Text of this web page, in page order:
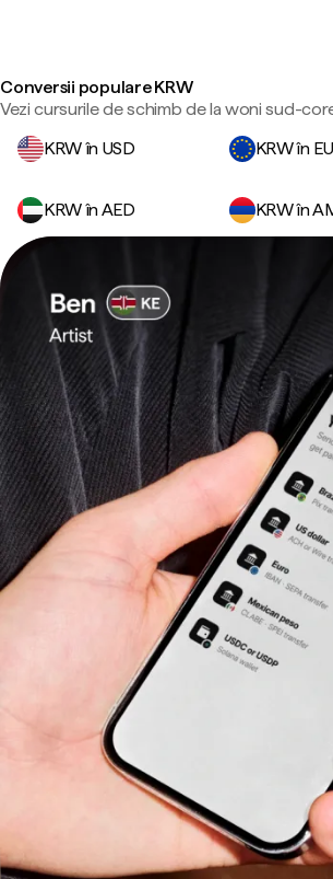
Conversii populare KRW
Vezi cursurile de schimb de la woni sud-
KRW în USD
KRW în
KRW în AED KRW în